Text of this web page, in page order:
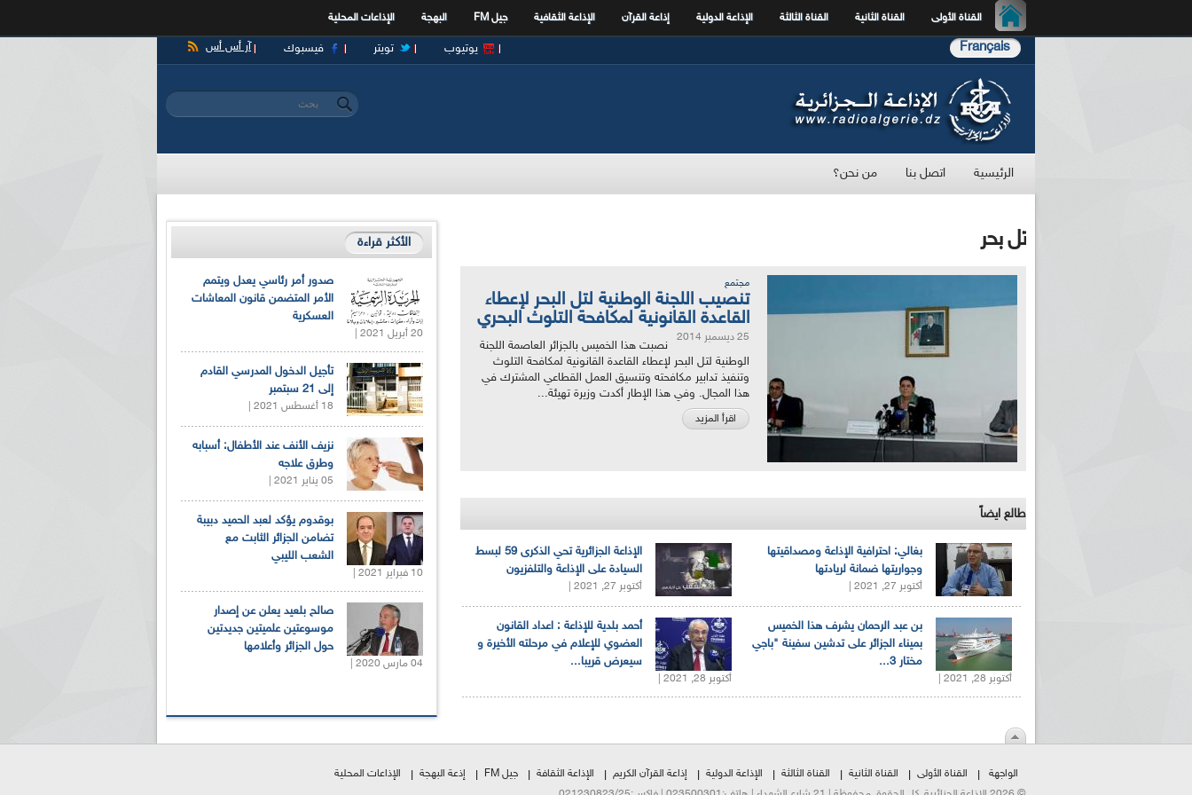
القناة الأولى القناة الثانية القناة الثالثة الإذاعة الدولية إذاعة القرآن الإذاعة الثقافية جيل FM البهجة الإذاعات المحلية
Français آر أس أس فيسبوك تويتر يوتيوب
استمارة البحث
‏بحث ‏
الرئيسية اتصل بنا من نحن؟
تل بحر
مجتمع
تنصيب اللجنة الوطنية لتل البحر لإعطاء
القاعدة القانونية لمكافحة التلوث البحري
25 ديسمبر 2014
نصبت هذا الخميس بالجزائر العاصمة اللجنة
الوطنية لتل البحر لإعطاء القاعدة القانونية لمكافحة التلوث
وتنفيذ تدابير مكافحته وتنسيق العمل القطاعي المشترك في
هذا المجال. وفي هذا الإطار أكدت وزيرة تهيئة...
اقرأ المزيد
طالع ايضاً
الإذاعة الجزائرية تحي الذكرى 59 لبسط
السيادة على الإذاعة والتلفزيون
أكتوبر 27, 2021 |
بغالي: احترافية الإذاعة ومصداقيتها
وجواريتها ضمانة لريادتها
أكتوبر 27, 2021 |
أحمد بلدية للإذاعة : اعداد القانون
العضوي للإعلام في مرحلته الأخيرة و
سيعرض قريبا...
أكتوبر 28, 2021 |
بن عبد الرحمان يشرف هذا الخميس
بميناء الجزائر على تدشين سفينة "باجي
مختار 3...
أكتوبر 28, 2021 |
الأكثر قراءة
صدور أمر رئاسي يعدل ويتمم
الأمر المتضمن قانون المعاشات
العسكرية
20 أبريل 2021 |
تأجيل الدخول المدرسي القادم
إلى 21 سبتمبر
18 أغسطس 2021 |
نزيف الأنف عند الأطفال: أسبابه
وطرق علاجه
05 يناير 2021 |
بوقدوم يؤكد لعبد الحميد دبيبة
تضامن الجزائر الثابت مع
الشعب الليبي
10 فبراير 2021 |
صالح بلعيد يعلن عن إصدار
موسوعتين علميتين جديدتين
حول الجزائر وأعلامها
04 مارس 2020 |
الواجهة القناة الأولى القناة الثانية القناة الثالثة الإذاعة الدولية إذاعة القرآن الكريم الإذاعة الثقافة جيل FM إذعة البهجة
الإذاعات المحلية